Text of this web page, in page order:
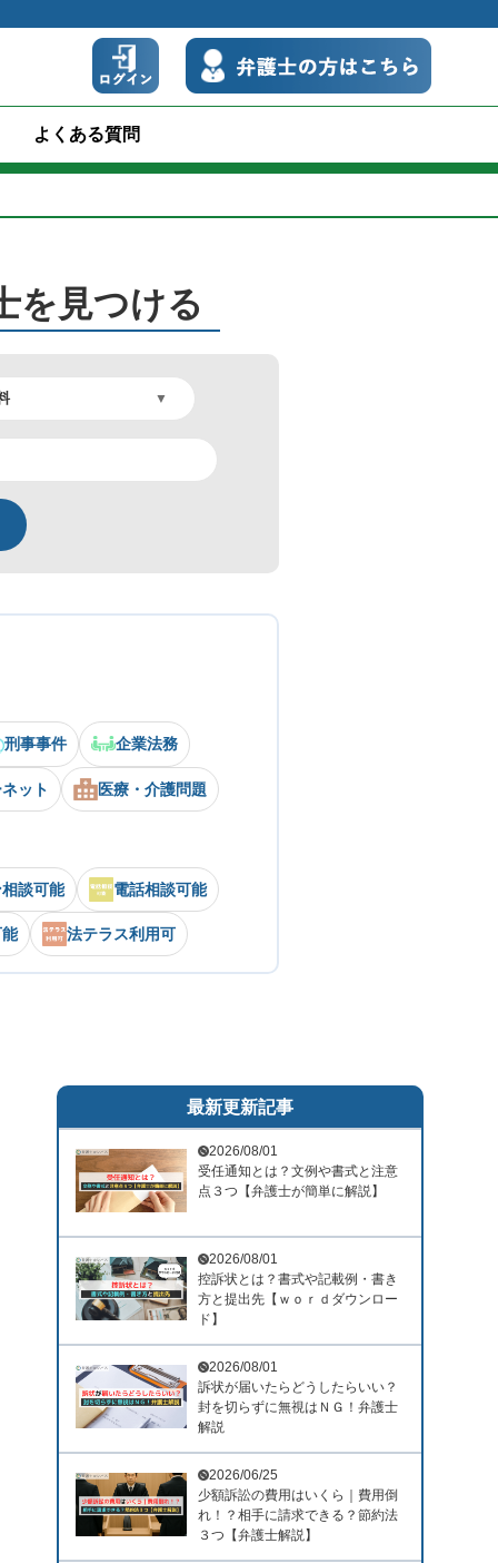
よくある質問
を見つける
刑事事件 企業法務
ット 医療・介護問題
談可能 電話相談可能
法テラス利用可
最新更新記事
2026/08/01
受任通知とは？文例や書式と注意
点３つ【弁護士が簡単に解説】
2026/08/01
控訴状とは？書式や記載例・書き
方と提出先【ｗｏｒｄダウンロー
ド】
2026/08/01
訴状が届いたらどうしたらいい？
封を切らずに無視はＮＧ！弁護士
解説
2026/06/25
少額訴訟の費用はいくら｜費用倒
れ！？相手に請求できる？節約法
３つ【弁護士解説】